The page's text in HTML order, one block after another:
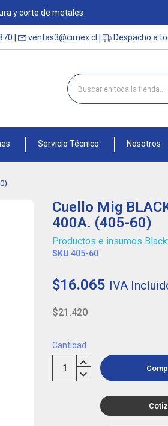
y corte de metales
ventas3@cimex.cl Despacho a
Servicio Técnico Nosotros
Cuello Mig
400A. (405-60)
Productos e insumos
SKU 405-60
$16.065 IVA
$21.420
Cantidad